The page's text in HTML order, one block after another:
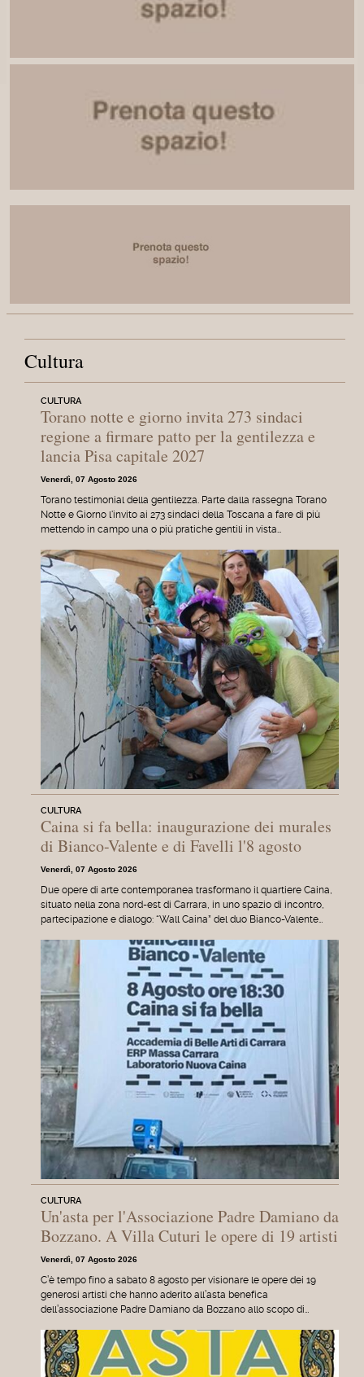
Cultura
CULTURA
Torano notte e giorno invita 273 sindaci
regione a firmare patto per la gentilezza e
lancia Pisa capitale 2027
Venerdì, 07 Agosto 2026
Torano testimonial della gentilezza. Parte dalla rassegna Torano
Notte e Giorno l'invito ai 273 sindaci della Toscana a fare di più
mettendo in campo una o più pratiche gentili in vista…
CULTURA
Caina si fa bella: inaugurazione dei murales
di Bianco-Valente e di Favelli l'8 agosto
Venerdì, 07 Agosto 2026
Due opere di arte contemporanea trasformano il quartiere Caina,
situato nella zona nord-est di Carrara, in uno spazio di incontro,
partecipazione e dialogo: “Wall Caina” del duo Bianco-Valente…
CULTURA
Un'asta per l'Associazione Padre Damiano da
Bozzano. A Villa Cuturi le opere di 19 artisti
Venerdì, 07 Agosto 2026
C’è tempo fino a sabato 8 agosto per visionare le opere dei 19
generosi artisti che hanno aderito all’asta benefica
dell’associazione Padre Damiano da Bozzano allo scopo di…